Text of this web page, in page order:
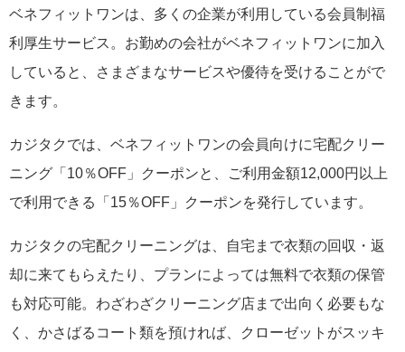
ベネフィットワンは、多くの企業が利用している会員制福
利厚生サービス。お勤めの会社がベネフィットワンに加入
していると、さまざまなサービスや優待を受けることがで
きます。
カジタクでは、ベネフィットワンの会員向けに宅配クリー
ニング「10％OFF」クーポンと、ご利用金額12,000円以上
で利用できる「15％OFF」クーポンを発行しています。
カジタクの宅配クリーニングは、自宅まで衣類の回収・返
却に来てもらえたり、プランによっては無料で衣類の保管
も対応可能。わざわざクリーニング店まで出向く必要もな
く、かさばるコート類を預ければ、クローゼットがスッキ